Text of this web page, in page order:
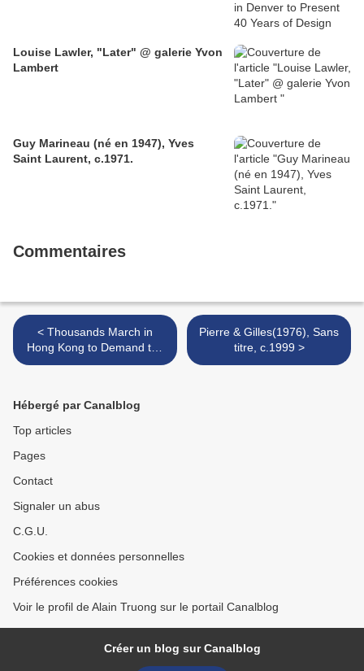
Louise Lawler, "Later" @ galerie Yvon
Lambert
Guy Marineau (né en 1947), Yves
Saint Laurent, c.1971.
Commentaires
< Thousands March in
Hong Kong to Demand the
Release of Chinese Artist Ai
Pierre & Gilles(1976), Sans
titre, c.1999 >
Hébergé par Canalblog
Top articles
Pages
Contact
Signaler un abus
C.G.U.
Cookies et données personnelles
Préférences cookies
Voir le profil de Alain Truong sur le portail Canalblog
Créer un blog sur Canalblog